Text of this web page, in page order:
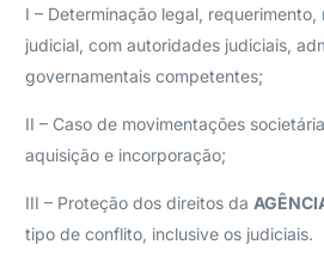
I – Determinação legal,
judicial, com autoridades judiciais,
governamentais competentes;
II – Caso de movimentações
aquisição e incorporação;
III – Proteção dos direitos da
tipo de conflito, inclusive os judiciais.